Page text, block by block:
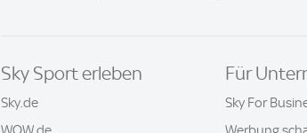
Sky Sport erleben
Sky.de
Für
Sky For